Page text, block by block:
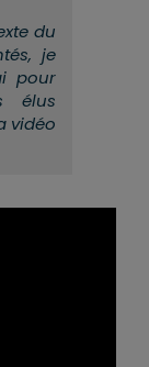
du
je
pour
élus
vidéo